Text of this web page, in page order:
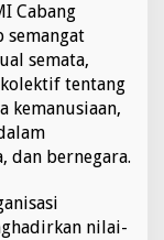
Cabang
semangat
semata,
tentang
kemanusiaan,
dan bernegara.
nilai-